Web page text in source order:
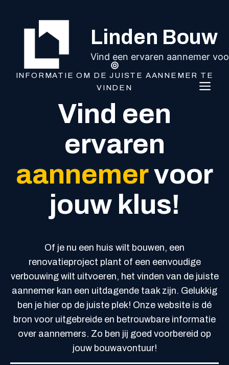
Linden Bouw
Vind een ervaren aannemer
INFORMATIE OM DE JUISTE AANNEMER TE
VINDEN
Vind een
ervaren
aannemervoor
jouw klus!
Of je nu een huis wilt bouwen, een
renovatieproject plant of een eenvoudige
verbouwing wilt uitvoeren, het vinden van de juiste
aannemer kan een uitdagende taak zijn. Gelukkig
ben je hier op de juiste plek! Onze website is dé
bron voor uitgebreide en betrouwbare informatie
over aannemers. Zo ben jij goed voorbereid op
jouw bouwavontuur!